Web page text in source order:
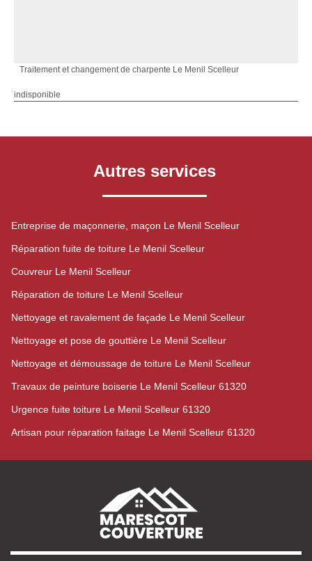
Traitement et changement de charpente Le Menil Scelleur
indisponible
Autres services
Entreprise de maçonnerie, maçon Le Menil Scelleur
Réparation fuite de toiture Le Menil Scelleur
Couvreur Le Menil Scelleur
Réparation de toiture Le Menil Scelleur
Nettoyage et ravalement de façade Le Menil Scelleur
Nettoyage et pose de gouttière Le Menil Scelleur
Nettoyage et démoussage de toiture Le Menil Scelleur
Travaux de peinture boiserie Le Menil Scelleur 61320
Urgence fuite toiture Le Menil Scelleur 61320
Artisan pour réparation faitage Le Menil Scelleur 61320